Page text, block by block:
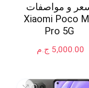
و مواصفات
Xiaomi Poco
Pro 5G
ج.م 5,000.00